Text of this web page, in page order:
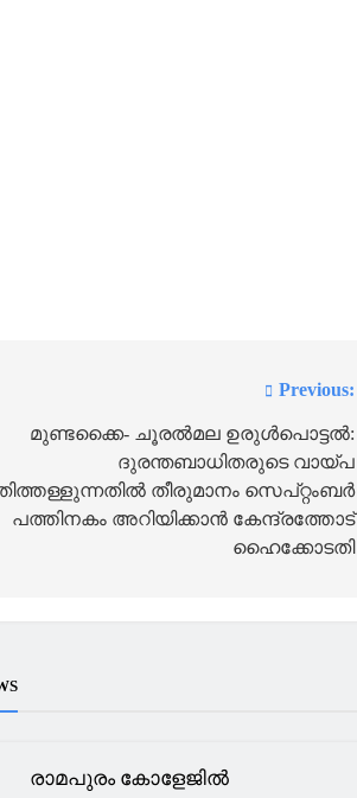
Previous:
മുണ്ടക്കൈ- ചൂരല്‍മല ഉരുള്‍പൊട്ടല്‍:
ദുരന്തബാധിതരുടെ വായ്പ
തീരുമാനം സെപ്റ്റംബര്‍
പത്തിനകം അറിയിക്കാന്‍ കേന്ദ്രത്തോട്
ഹൈക്കോടതി
രാമപുരം കോളേജിൽ